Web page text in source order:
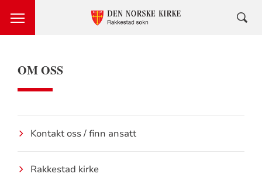
OM OSS
Kontakt oss / finn ansatt
Rakkestad kirke